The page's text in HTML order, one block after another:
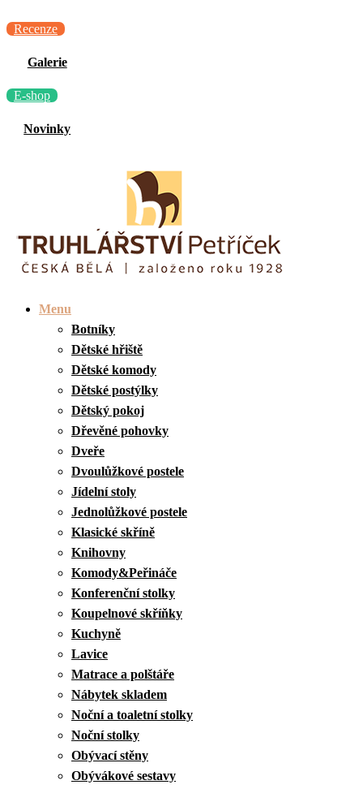
Recenze
Galerie
E-shop
Novinky
Menu
Botníky
Dětské hřiště
Dětské komody
Dětské postýlky
Dětský pokoj
Dřevěné pohovky
Dveře
Dvoulůžkové postele
Jídelní stoly
Jednolůžkové postele
Klasické skříně
Knihovny
Komody&Peřináče
Konferenční stolky
Koupelnové skříňky
Kuchyně
Lavice
Matrace a polštáře
Nábytek skladem
Noční a toaletní stolky
Noční stolky
Obývací stěny
Obývákové sestavy